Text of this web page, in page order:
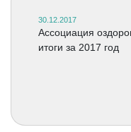
30.12.2017
Ассоциация
итоги за 2017 год